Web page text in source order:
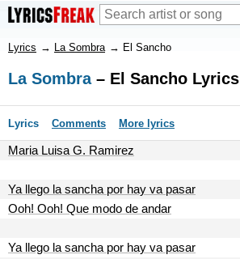
Lyrics → La Sombra → El Sancho
La Sombra– El Sancho Lyrics
Lyrics Comments More lyrics
Maria Luisa G. Ramirez
Ya llego la sancha por hay va pasar
Ooh! Ooh! Que modo de andar
Ya llego la sancha por hay va pasar